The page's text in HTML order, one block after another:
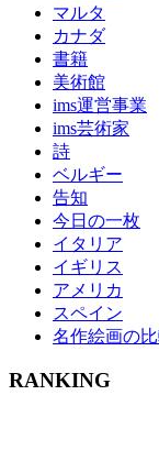
マルタ
カナダ
書籍
美術館
ims運営事業
ims芸術家
詩
ベルギー
告知
今日の一枚
イタリア
イギリス
アメリカ
スペイン
名作絵画の
RANKING